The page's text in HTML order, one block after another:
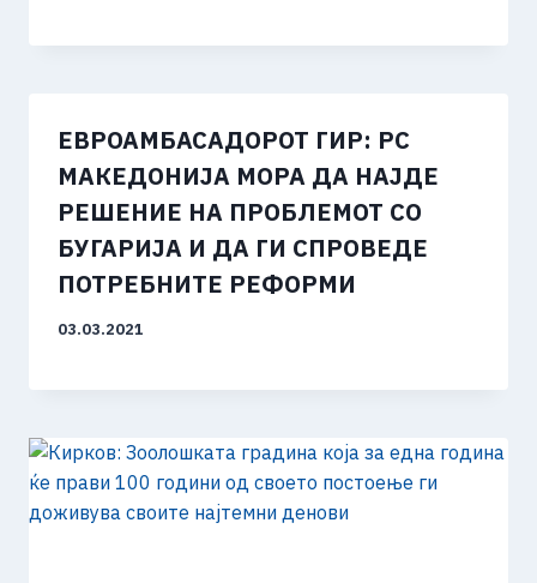
ЕВРОАМБАСАДОРОТ ГИР: РС
МАКЕДОНИЈА МОРА ДА НАЈДЕ
РЕШЕНИЕ НА ПРОБЛЕМОТ СО
БУГАРИЈА И ДА ГИ СПРОВЕДЕ
ПОТРЕБНИТЕ РЕФОРМИ
03.03.2021